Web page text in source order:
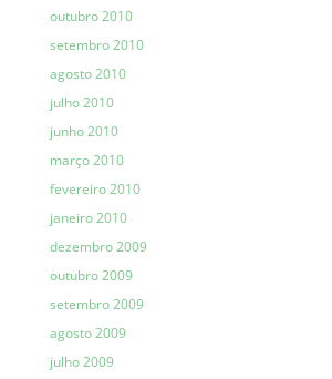
outubro 2010
setembro 2010
agosto 2010
julho 2010
junho 2010
março 2010
fevereiro 2010
janeiro 2010
dezembro 2009
outubro 2009
setembro 2009
agosto 2009
julho 2009